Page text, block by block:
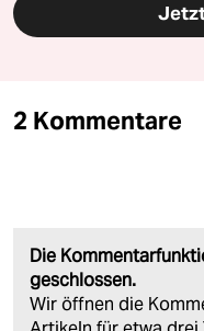
2 Kommentare
Die
geschlossen.
Wir öffnen die